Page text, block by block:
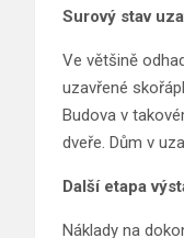
Surový stav
Ve většině
uzavřené
Budova v
dveře. Dům v
Další etapa
Náklady na